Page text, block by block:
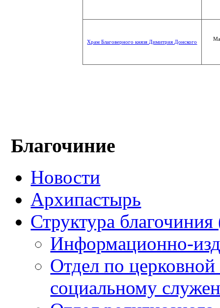
Храм Благоверного князя Димитрия Донского
Благочиние
Новости
Архипастырь
Структура
Информационно-
Отдел по церковной
социальному